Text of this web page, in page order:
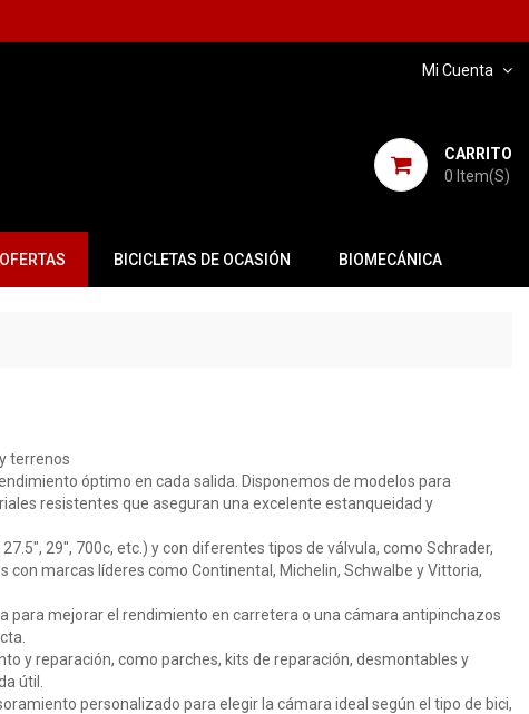
Mi Cuenta
CARRITO
0 Item(s)
OFERTAS BICICLETAS DE OCASIÓN BIOMECÁNICA
terrenos
óptimo en cada salida. Disponemos de modelos para
resistentes que aseguran una excelente estanqueidad y
29", 700c, etc.) y con diferentes tipos de válvula, como Schrader,
con marcas líderes como Continental, Michelin, Schwalbe y Vittoria,
para mejorar el rendimiento en carretera o una cámara antipinchazos
y reparación, como parches, kits de reparación, desmontables y
útil.
personalizado para elegir la cámara ideal según el tipo de bici,